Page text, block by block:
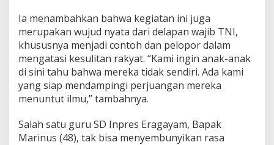
Ia menambahkan bahwa kegiatan ini juga
merupakan wujud nyata dari delapan wajib TNI,
khususnya menjadi contoh dan pelopor dalam
mengatasi kesulitan rakyat. “Kami ingin anak-anak
di sini tahu bahwa mereka tidak sendiri. Ada kami
yang siap mendampingi perjuangan mereka
menuntut ilmu,” tambahnya.
Salah satu guru SD Inpres Eragayam, Bapak
Marinus (48), tak bisa menyembunyikan rasa